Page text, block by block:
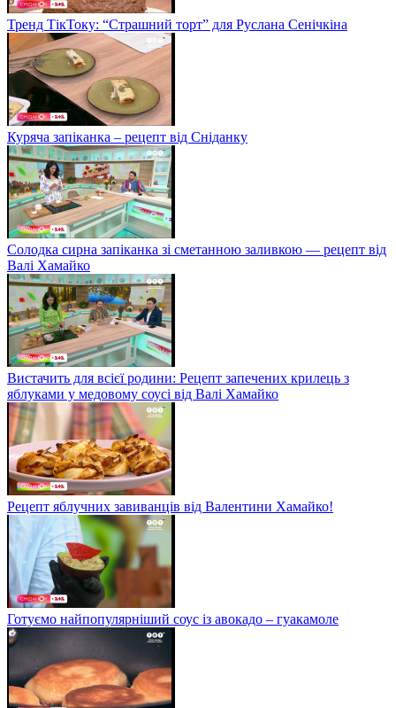
Тренд ТікТоку: “Страшний торт” для Руслана Сенічкіна
Куряча запіканка – рецепт від Сніданку
Солодка сирна запіканка зі сметанною заливкою — рецепт від
Валі Хамайко
Вистачить для всієї родини: Рецепт запечених крилець з
яблуками у медовому соусі від Валі Хамайко
Рецепт яблучних завиванців від Валентини Хамайко!
Готуємо найпопулярніший соус із авокадо – гуакамоле